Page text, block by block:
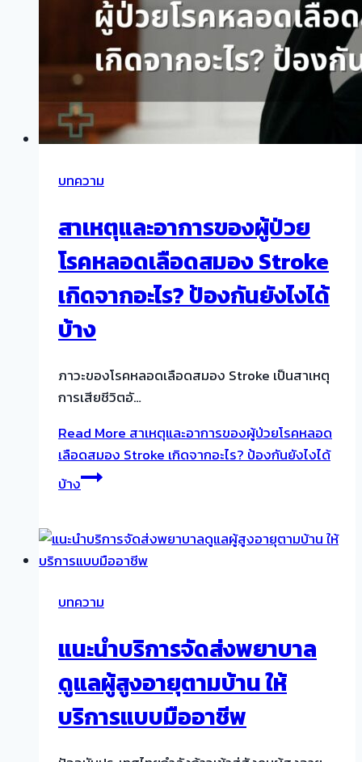
บทความ
สาเหตุและอาการของผู้ป่วย
โรคหลอดเลือดสมอง Stroke
เกิดจากอะไร? ป้องกันยังไงได้
บ้าง
ภาวะของโรคหลอดเลือดสมอง Stroke เป็นสาเหตุ
การเสียชีวิตอั…
Read More สาเหตุและอาการของผู้ป่วยโรคหลอด
เลือดสมอง Stroke เกิดจากอะไร? ป้องกันยังไงได้
บ้าง
บทความ
แนะนำบริการจัดส่งพยาบาล
ดูแลผู้สูงอายุตามบ้าน ให้
บริการแบบมืออาชีพ